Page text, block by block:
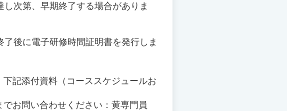
次第、早期終了する場合がありま
後に電子研修時間証明書を発行しま
記添付資料（コーススケジュールお
お問い合わせください：黄専門員